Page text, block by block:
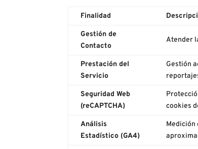
Finalidad
Gestión de
Contacto
Atender
Prestación del
Servicio
Gestión
Seguridad Web
(reCAPTCHA)
cookies
Análisis
Estadístico (GA4)
Medición